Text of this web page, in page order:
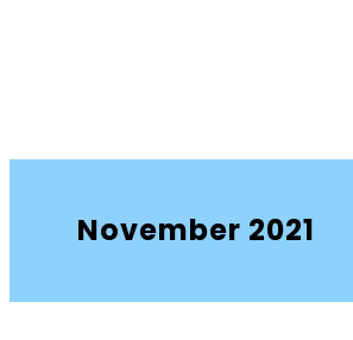
November 2021